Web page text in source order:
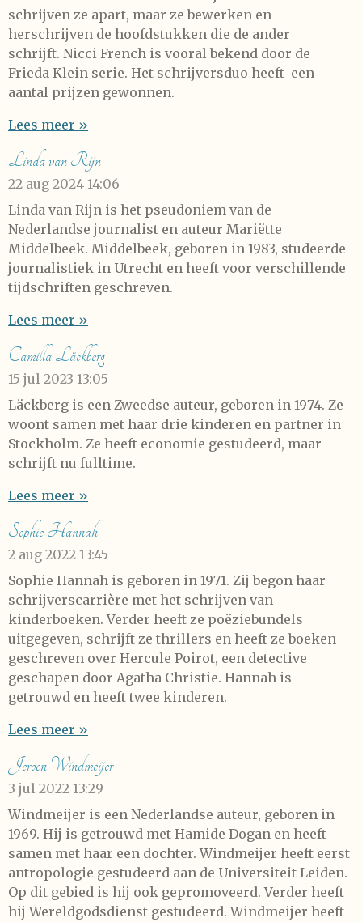
schrijven ze apart, maar ze bewerken en
herschrijven de hoofdstukken die de ander
schrijft. Nicci French is vooral bekend door de
Frieda Klein serie. Het schrijversduo heeft een
aantal prijzen gewonnen.
Lees meer »
Linda van Rijn
22 aug 2024 14:06
Linda van Rijn is het pseudoniem van de
Nederlandse journalist en auteur Mariëtte
Middelbeek. Middelbeek, geboren in 1983, studeerde
journalistiek in Utrecht en heeft voor verschillende
tijdschriften geschreven.
Lees meer »
Camilla Läckberg
15 jul 2023 13:05
Läckberg is een Zweedse auteur, geboren in 1974. Ze
woont samen met haar drie kinderen en partner in
Stockholm. Ze heeft economie gestudeerd, maar
schrijft nu fulltime.
Lees meer »
Sophie Hannah
2 aug 2022 13:45
Sophie Hannah is geboren in 1971. Zij begon haar
schrijverscarrière met het schrijven van
kinderboeken. Verder heeft ze poëziebundels
uitgegeven, schrijft ze thrillers en heeft ze boeken
geschreven over Hercule Poirot, een detective
geschapen door Agatha Christie. Hannah is
getrouwd en heeft twee kinderen.
Lees meer »
Jeroen Windmeijer
3 jul 2022 13:29
Windmeijer is een Nederlandse auteur, geboren in
1969. Hij is getrouwd met Hamide Dogan en heeft
samen met haar een dochter. Windmeijer heeft eerst
antropologie gestudeerd aan de Universiteit Leiden.
Op dit gebied is hij ook gepromoveerd. Verder heeft
hij Wereldgodsdienst gestudeerd. Windmeijer heeft